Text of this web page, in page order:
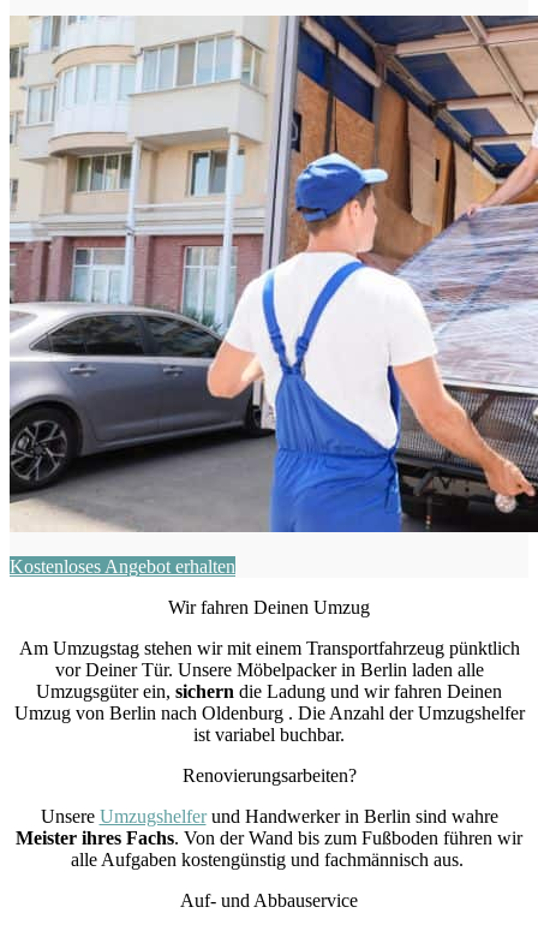
Kostenloses Angebot erhalten
Wir fahren Deinen Umzug
Am Umzugstag stehen wir mit einem Transportfahrzeug pünktlich
vor Deiner Tür. Unsere Möbelpacker in Berlin laden alle
Umzugsgüter ein, sichern die Ladung und wir fahren Deinen
Umzug von Berlin nach Oldenburg . Die Anzahl der Umzugshelfer
ist variabel buchbar.
Renovierungsarbeiten?
Unsere Umzugshelferund Handwerker in Berlin sind wahre
Meister ihres Fachs. Von der Wand bis zum Fußboden führen wir
alle Aufgaben kostengünstig und fachmännisch aus.
Auf- und Abbauservice